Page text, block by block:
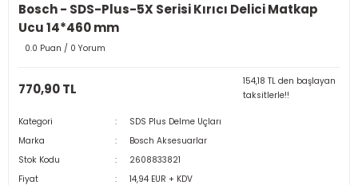
Bosch - SDS-Plus-5X Serisi Kırıcı Delici Matkap
Ucu 14*460 mm
0.0 Puan / 0 Yorum
770,90 TL
154,18 TL den başlayan
taksitlerle!!
Kategori
SDS Plus Delme Uçları
Marka
Bosch Aksesuarlar
Stok Kodu
2608833821
Fiyat
14,94 EUR + KDV